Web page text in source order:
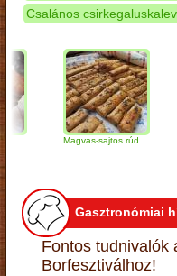
Csalános
Magvas-sajtos rúd
Gasztronómiai
Fontos tudnivalók
Borfesztiválhoz!